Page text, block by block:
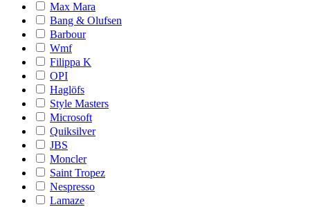
Max Mara
Bang & Olufsen
Barbour
Wmf
Filippa K
OPI
Haglöfs
Style Masters
Microsoft
Quiksilver
JBS
Moncler
Saint Tropez
Nespresso
Lamaze